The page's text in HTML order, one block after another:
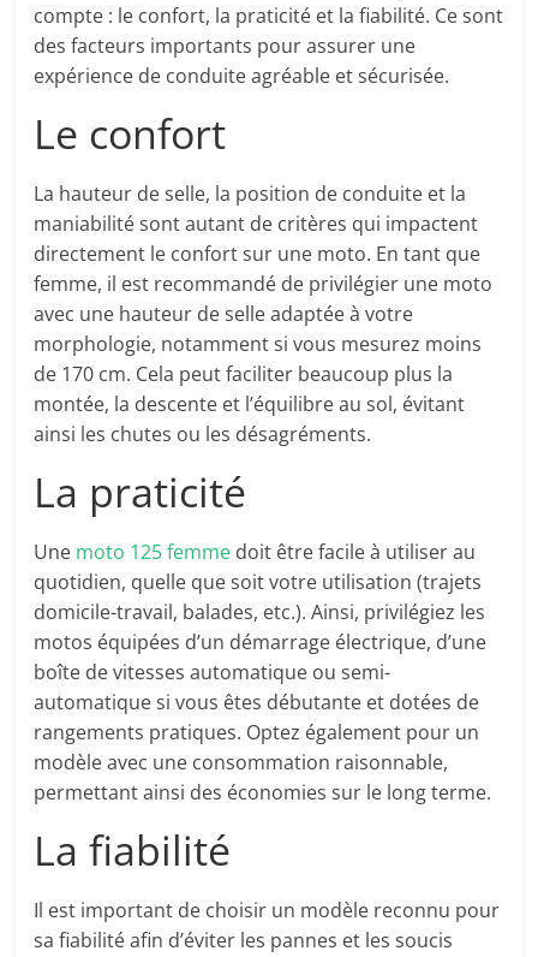
compte : le confort, la praticité et la fiabilité. Ce sont
des facteurs importants pour assurer une
expérience de conduite agréable et sécurisée.
Le confort
La hauteur de selle, la position de conduite et la
maniabilité sont autant de critères qui impactent
directement le confort sur une moto. En tant que
femme, il est recommandé de privilégier une moto
avec une hauteur de selle adaptée à votre
morphologie, notamment si vous mesurez moins
de 170 cm. Cela peut faciliter beaucoup plus la
montée, la descente et l’équilibre au sol, évitant
ainsi les chutes ou les désagréments.
La praticité
Une moto 125 femme doit être facile à utiliser au
quotidien, quelle que soit votre utilisation (trajets
domicile-travail, balades, etc.). Ainsi, privilégiez les
motos équipées d’un démarrage électrique, d’une
boîte de vitesses automatique ou semi-
automatique si vous êtes débutante et dotées de
rangements pratiques. Optez également pour un
modèle avec une consommation raisonnable,
permettant ainsi des économies sur le long terme.
La fiabilité
Il est important de choisir un modèle reconnu pour
sa fiabilité afin d’éviter les pannes et les soucis